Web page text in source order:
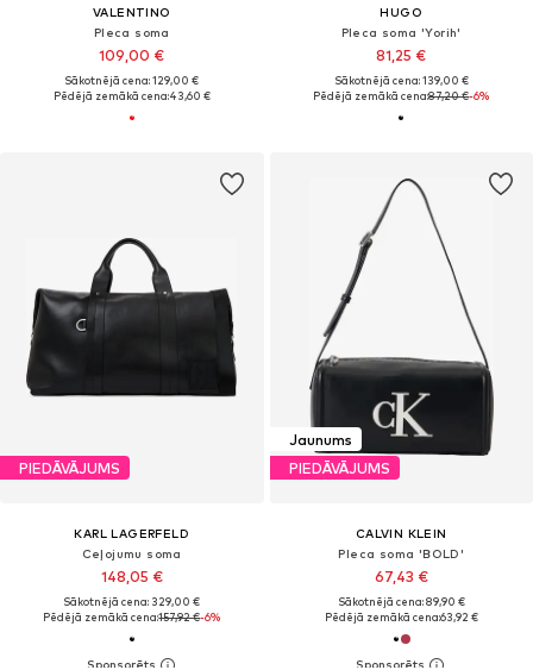
VALENTINO
Pleca soma
109,00 €
Sākotnējā cena: 129,00 €
Pēdējā zemākā cena:43,60 €
HUGO
Pleca soma 'Yorih'
81,25 €
Sākotnējā cena: 139,00 €
Pēdējā zemākā cena:87,20 €-6%
PIEDĀVĀJUMS
KARL LAGERFELD
Ceļojumu soma
148,05 €
Sākotnējā cena: 329,00 €
Pēdējā zemākā cena:157,92 €-6%
Jaunums
PIEDĀVĀJUMS
CALVIN KLEIN
Pleca soma 'BOLD'
67,43 €
Sākotnējā cena: 89,90 €
Pēdējā zemākā cena:63,92 €